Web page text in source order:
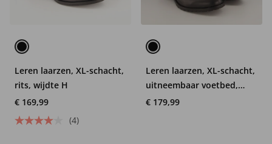
Leren laarzen, XL-schacht,
rits, wijdte H
€ 169,99
(4)
Leren laarzen, XL-schacht,
uitneembaar voetbed,
wijdte H
€ 179,99